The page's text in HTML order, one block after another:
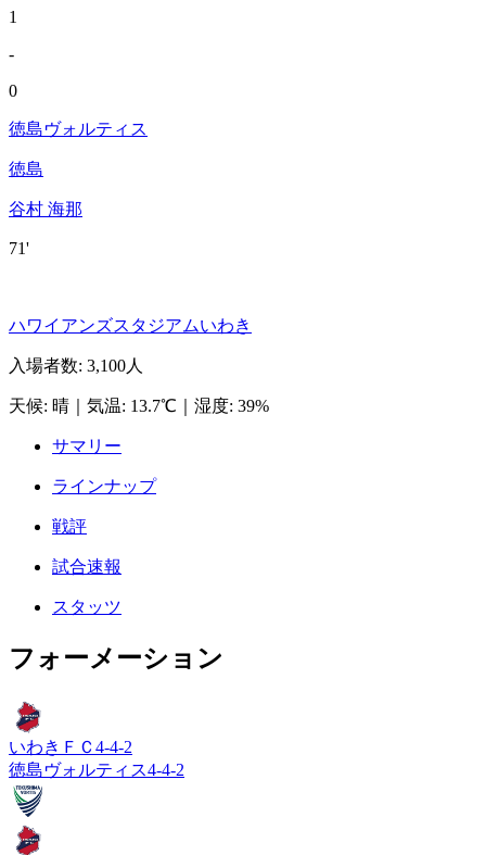
1
-
0
徳島ヴォルティス
徳島
谷村 海那
71'
ハワイアンズスタジアムいわき
入場者数: 3,100人
天候: 晴 気温: 13.7℃ 湿度: 39%
サマリー
ラインナップ
戦評
試合速報
スタッツ
フォーメーション
いわきＦＣ 4-4-2
徳島ヴォルティス4-4-2